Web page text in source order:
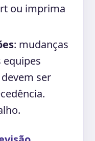
ou imprima
: mudanças
ser